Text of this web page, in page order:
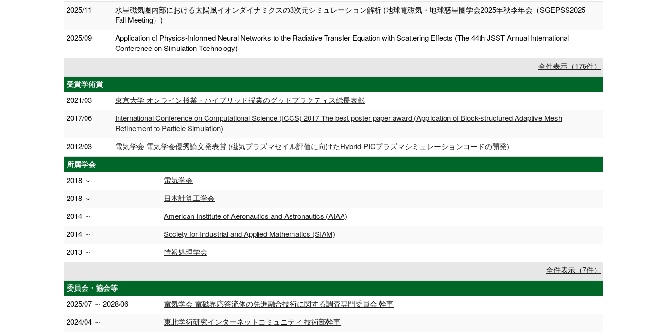
2025/11
水星磁気圏内部における太陽風イオンダイナミクスの3次元シミュレーション解析 (地球電磁気・地球惑星圏学会2025年秋季年会（SGEPSS2025
Fall Meeting）)
2025/09
Application of Physics-Informed Neural Networks to the Radiative Transfer Equation with Scattering Effects (The 44th JSST Annual International
Conference on Simulation Technology)
全件表示（175件）
受賞学術賞
2021/03
東京大学 オンライン授業・ハイブリッド授業のグッドプラクティス総長表彰
2017/06
International Conference on Computational Science (ICCS) 2017 The best poster paper award (Application of Block-structured Adaptive Mesh
Refinement to Particle Simulation)
2012/03
電気学会 電気学会優秀論文発表賞 (磁気プラズマセイル評価に向けたHybrid-PICプラズマシミュレーションコードの開発)
所属学会
2018 ～
電気学会
2018 ～
日本計算工学会
2014 ～
American Institute of Aeronautics and Astronautics (AIAA)
2014 ～
Society for Industrial and Applied Mathematics (SIAM)
2013 ～
情報処理学会
全件表示（7件）
委員会・協会等
2025/07 ～ 2028/06
電気学会 電磁界応答流体の先進融合技術に関する調査専門委員会 幹事
2024/04 ～
東北学術研究インターネットコミュニティ 技術部幹事